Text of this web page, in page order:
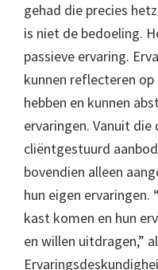
gehad die precies
is niet de bedoeling.
passieve ervaring.
kunnen reflecteren
hebben en kunnen
ervaringen. Vanuit die
cliëntgestuurd
bovendien alleen
hun eigen ervaringen.
kast komen en hun
en willen uitdragen,”